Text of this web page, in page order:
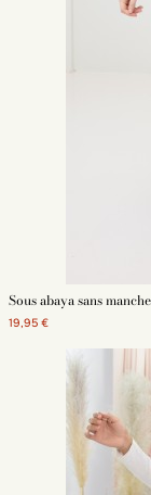
Sous abaya sans
19,95 €